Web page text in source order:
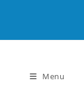
Menu